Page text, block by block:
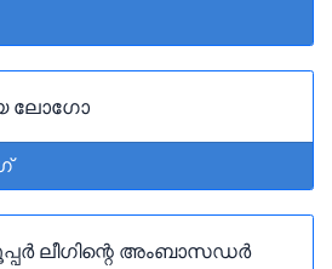
ലോഗോ
ലീഗിന്റെ അംബാസഡർ